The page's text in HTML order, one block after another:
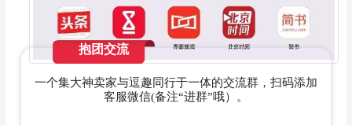
抱团交流
一个集大神卖家与逗趣同行于一体的交流群，扫码添加
客服微信(备注“进群”哦）。